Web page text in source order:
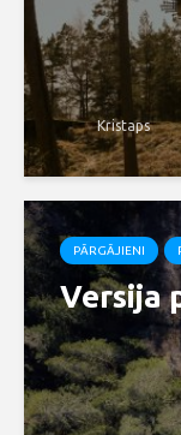
Kristaps
PĀRGĀJIENI
Versija